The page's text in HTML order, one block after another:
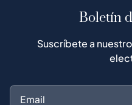
Boletín
Suscríbete a